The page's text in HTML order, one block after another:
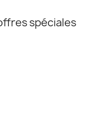
spéciales